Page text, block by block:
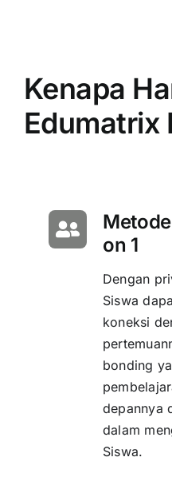
Kenapa
Edumatrix
on 1
Dengan
Siswa
koneksi
bonding
depannya
dalam
Siswa.